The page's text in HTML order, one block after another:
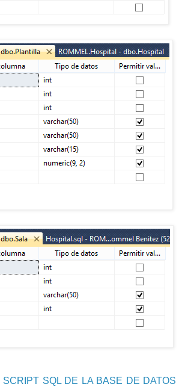
SCRIPT SQL DE LA BASE DE DATOS